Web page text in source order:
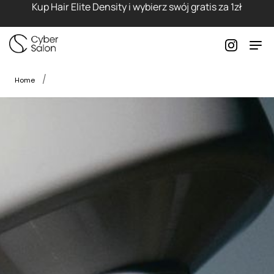
Kup Hair Elite Density i wybierz swój gratis za 1zł
Home